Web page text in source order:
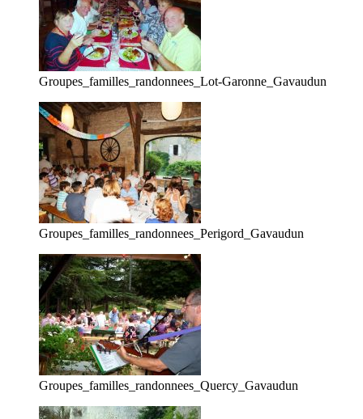
Groupes_familles_randonnees_Lot-Garonne_Gavaudun
Groupes_familles_randonnees_Perigord_Gavaudun
Groupes_familles_randonnees_Quercy_Gavaudun